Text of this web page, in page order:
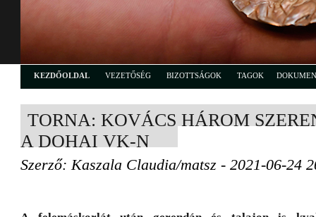
EB-ezüstérmes junior férfi csapat
KEZDŐOLDAL VEZETŐSÉG BIZOTTSÁGOK TAGOK
TORNA: KOVÁCS HÁROM
A DOHAI VK-N
Szerző: Kaszala Claudia/matsz - 2021-06-24